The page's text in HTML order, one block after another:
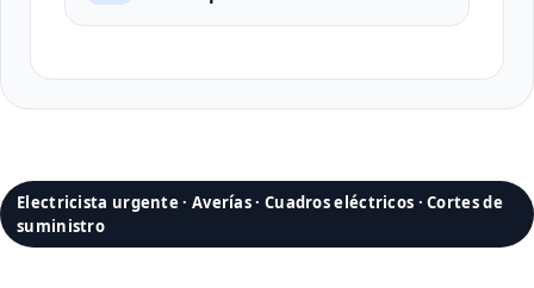
Electricista urgente · Averías · Cuadros eléctricos · Cortes de
suministro